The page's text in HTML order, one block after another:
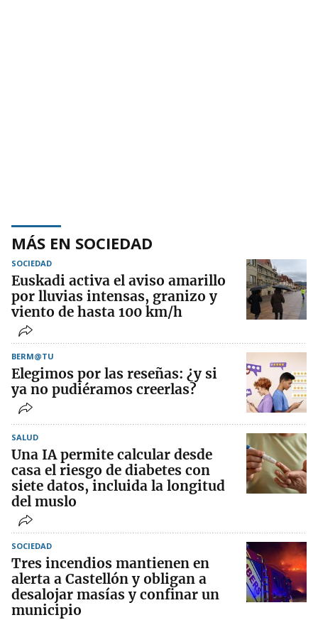
MÁS EN SOCIEDAD
SOCIEDAD
Euskadi activa el aviso amarillo
por lluvias intensas, granizo y
viento de hasta 100 km/h
BERM@TU
Elegimos por las reseñas: ¿y si
ya no pudiéramos creerlas?
SALUD
Una IA permite calcular desde
casa el riesgo de diabetes con
siete datos, incluida la longitud
del muslo
SOCIEDAD
Tres incendios mantienen en
alerta a Castellón y obligan a
desalojar masías y confinar un
municipio